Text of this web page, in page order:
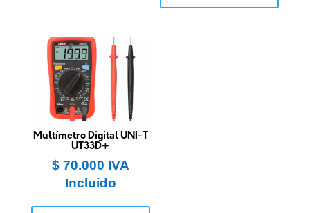
Multímetro Digital UNI-T
UT33D+
$70.000 IVA
Incluido